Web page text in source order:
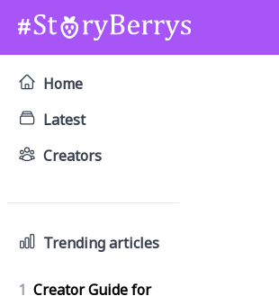
Home
Latest
Creators
Trending articles
1 Creator Guide for